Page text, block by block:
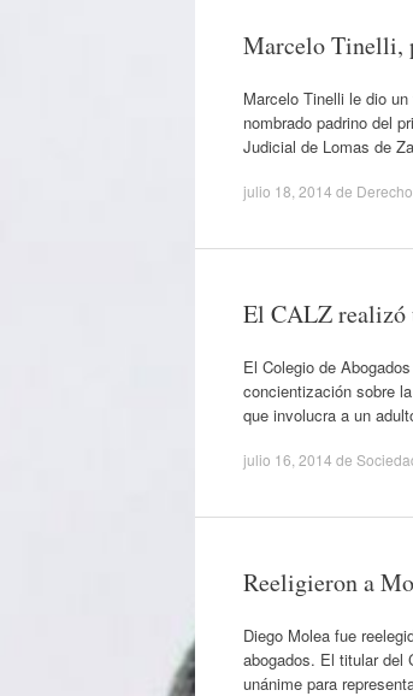
Marcelo Tinelli,
Marcelo Tinelli le dio
nombrado padrino del
Judicial de Lomas de
julio 18, 2014 de
El CALZ realizó
El Colegio de
concientización sobre
que involucra a un
julio 16, 2014 de
Reeligieron a
Diego Molea fue
abogados. El titular del
unánime para